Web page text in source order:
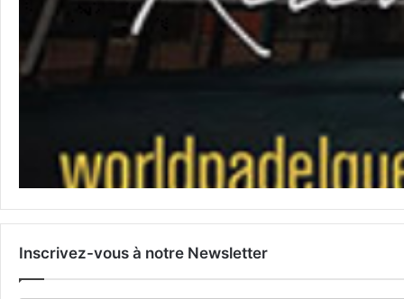
Inscrivez-vous à notre Newsletter